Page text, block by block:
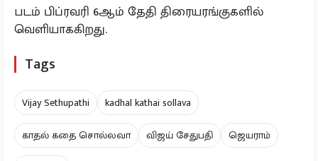
படம் பிப்ரவரி 6ஆம் தேதி திரையரங்குகளில்
வெளியாககிறது.
Tags
Vijay Sethupathi
kadhal kathai sollava
காதல் கதை சொல்லவா
விஜய் சேதுபதி
ஜெயராம்